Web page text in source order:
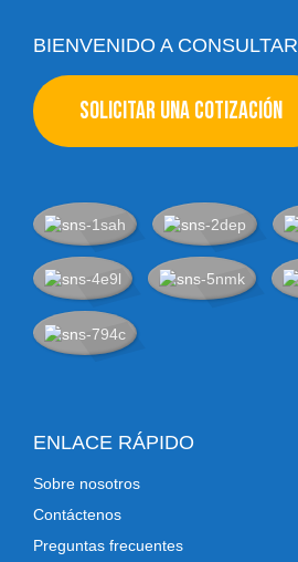
BIENVENIDO A CONSULTAR
SOLICITAR UNA COTIZACIÓN
ENLACE RÁPIDO
Sobre nosotros
Contáctenos
Preguntas frecuentes